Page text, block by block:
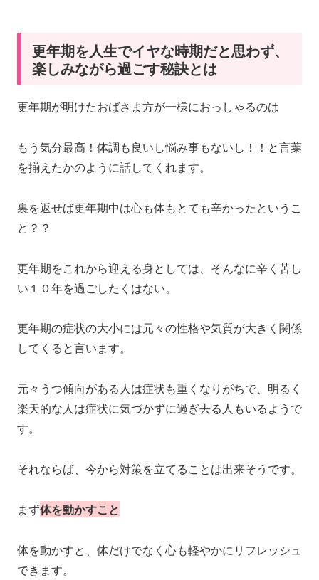
更年期を人生でイヤな時期だと思わず、
楽しみながら過ごす秘訣とは
更年期が明けたおばさま方が一様におっしゃるのは
もう気分最高！体調も良いし悩み事もないし！！と言葉
を揃えたかのように話してくれます。
裏を返せば更年期中は心も体もとても辛かったというこ
と？？
更年期をこれから迎える身としては、そんなに辛く苦し
い１０年を過ごしたくはない。
更年期の症状の大小には元々の性格や気質が大きく関係
してくると言います。
元々うつ傾向がある人は症状も重くなりがちで、明るく
楽天的な人は症状に気づかずに過ぎ去る人もいるようで
す。
それならば、今から対策を立てることは出来そうです。
まず体を動かすこと
体を動かすと、体だけでなく心も軽やかにリフレッシュ
できます。